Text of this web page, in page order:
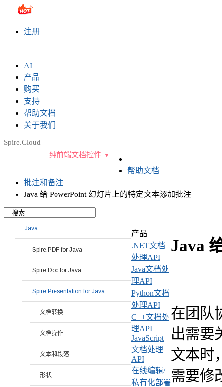
sales@e-iceblue.com
注册
AI
产品
购买
支持
帮助文档
关于我们
Spire.Cloud
纯前端文档控件
帮助文档
批注和备注
Java 给 PowerPoint 幻灯片上的特定文本添加批注
Java
在团队
出需要
文本时
需要修
Java
Spire.PDF for Java
Spire.Doc for Java
Spire.Presentation for Java
文档转换
文档操作
文本和段落
形状
产品
.NET文档
处理API
Java文档处
理API
Python文档
处理API
C++文档处
理API
JavaScript
文档处理
API
在线编辑/
私有化部署